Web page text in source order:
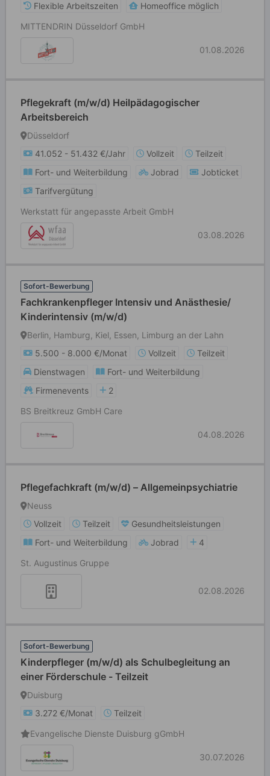
Flexible Arbeitszeiten
Homeoffice möglich
MITTENDRIN Düsseldorf GmbH
01.08.2026
Pflegekraft (m/w/d) Heilpädagogischer
Arbeitsbereich
Düsseldorf
41.052 - 51.432 €/Jahr
Vollzeit
Teilzeit
Fort- und Weiterbildung
Jobrad
Jobticket
Tarifvergütung
Werkstatt für angepasste Arbeit GmbH
03.08.2026
Sofort-Bewerbung
Fachkrankenpfleger Intensiv und Anästhesie/
Kinderintensiv (m/w/d)
Berlin, Hamburg, Kiel, Essen, Limburg an der Lahn
5.500 - 8.000 €/Monat
Vollzeit
Teilzeit
Dienstwagen
Fort- und Weiterbildung
Firmenevents
2
BS Breitkreuz GmbH Care
04.08.2026
Pflegefachkraft (m/w/d) – Allgemeinpsychiatrie
Neuss
Vollzeit
Teilzeit
Gesundheitsleistungen
Fort- und Weiterbildung
Jobrad
4
St. Augustinus Gruppe
02.08.2026
Sofort-Bewerbung
Kinderpfleger (m/w/d) als Schulbegleitung an
einer Förderschule - Teilzeit
Duisburg
3.272 €/Monat
Teilzeit
Evangelische Dienste Duisburg gGmbH
30.07.2026